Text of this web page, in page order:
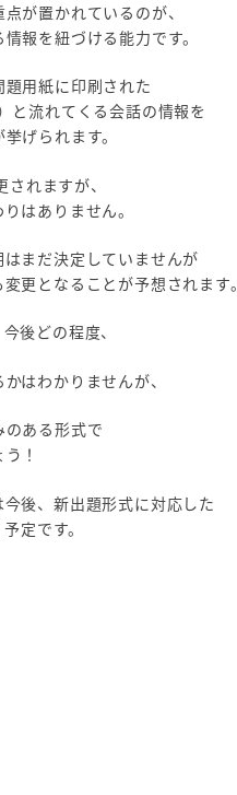
が置かれているのが、
報を紐づける能力です。
用紙に印刷された
流れてくる会話の情報を
げられます。
れますが、
はありません。
まだ決定していませんが
更となることが予想されます。
後どの程度、
はわかりませんが、
ある形式で
！
後、新出題形式に対応した
定です。